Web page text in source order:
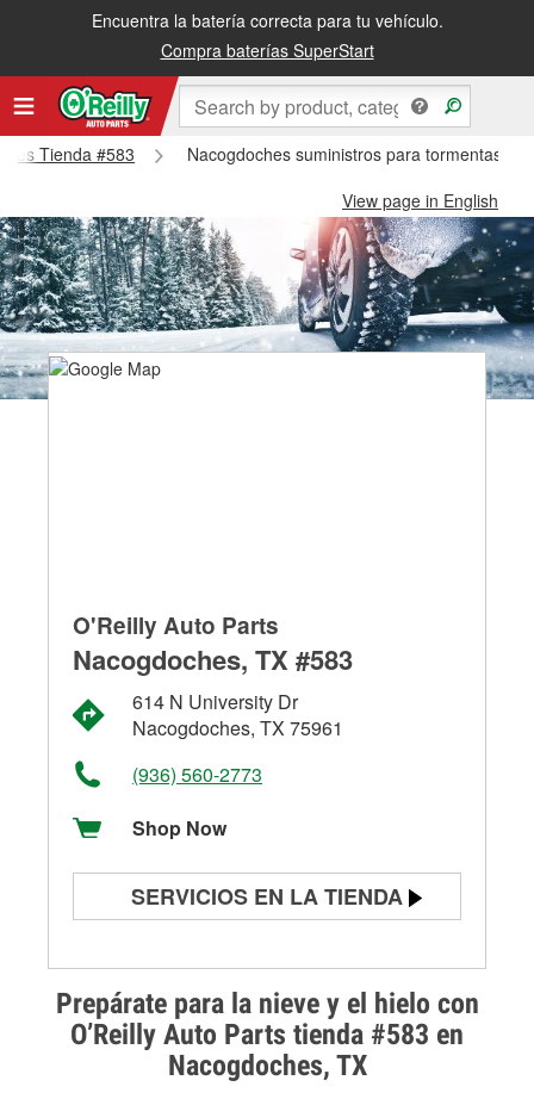
Encuentra la batería correcta para tu vehículo.
Compra baterías SuperStart
Tienda #583
Nacogdoches suministros para tormentas
View page in English
Prepárate para la nieve y el hielo con
O’Reilly Auto Parts tienda #583 en
Nacogdoches, TX
O'Reilly Auto Parts
Nacogdoches, TX #583
614 N University Dr
Nacogdoches, TX 75961
(936) 560-2773
Shop Now
SERVICIOS EN LA TIENDA
Prueba de alternadores y
arrancadores
Revisión de la luz "Check Engine"